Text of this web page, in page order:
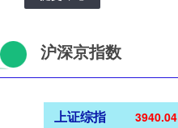
沪深京指数
上证综指 3940.04